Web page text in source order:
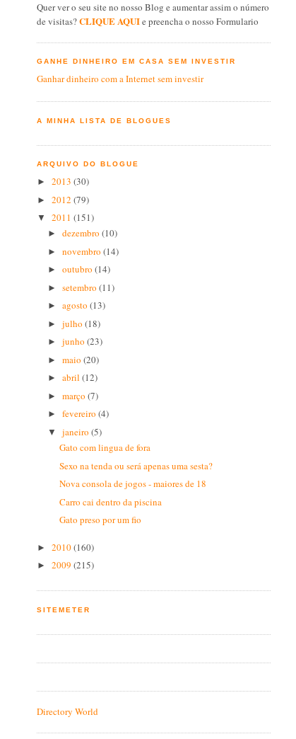
Quer ver o seu site no nosso Blog e aumentar assim o número
de visitas?CLIQUE AQUIe preencha o nosso Formulario
GANHE DINHEIRO EM CASA SEM INVESTIR
Ganhar dinheiro com a Internet sem investir
A MINHA LISTA DE BLOGUES
ARQUIVO DO BLOGUE
► 2013 (30)
► 2012 (79)
▼ 2011 (151)
►dezembro(10)
►novembro(14)
►outubro(14)
►setembro(11)
►agosto(13)
►julho(18)
►junho(23)
►maio(20)
►abril(12)
►março(7)
►fevereiro(4)
▼janeiro(5)
Gato com lingua de fora
Sexo na tenda ou será apenas uma sesta?
Nova consola de jogos - maiores de 18
Carro cai dentro da piscina
Gato preso por um fio
► 2010(160)
► 2009 (215)
SITEMETER
Directory World